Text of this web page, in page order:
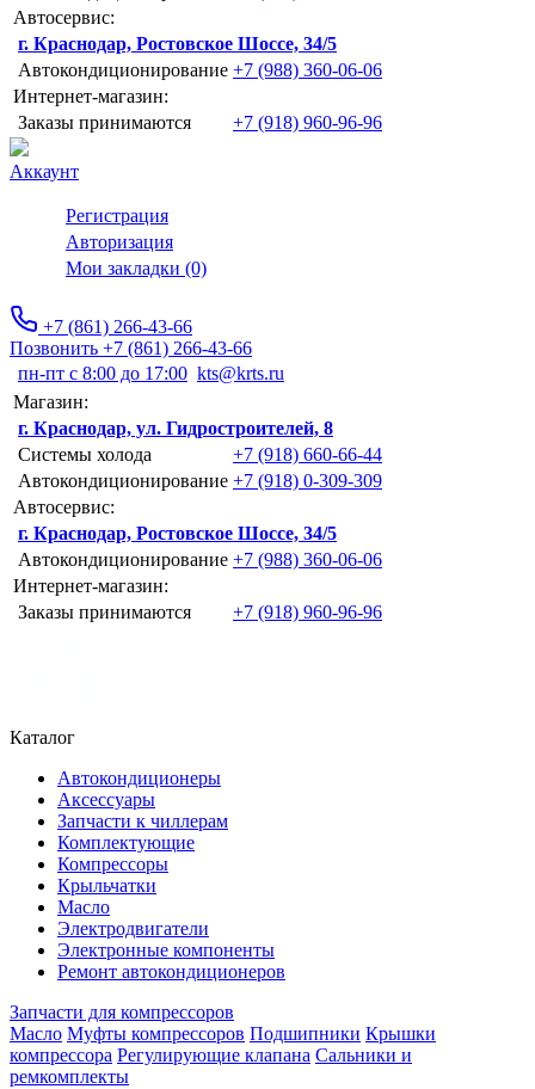
Автосервис:
г. Краснодар, Ростовское Шоссе, 34/5
Автокондиционирование +7 (988) 360-06-06
Интернет-магазин:
Заказы принимаются
+7 (918) 960-96-96
Аккаунт
Регистрация
Авторизация
Мои закладки (0)
+7 (861) 266-43-66
Позвонить +7 (861) 266-43-66
пн-пт с 8:00 до 17:00 kts@krts.ru
Магазин:
г. Краснодар, ул. Гидростроителей, 8
Системы холода
+7 (918) 660-66-44
Автокондиционирование +7 (918) 0-309-309
Автосервис:
г. Краснодар, Ростовское Шоссе, 34/5
Автокондиционирование +7 (988) 360-06-06
Интернет-магазин:
Заказы принимаются
+7 (918) 960-96-96
Каталог
Автокондиционеры
Аксессуары
Запчасти к чиллерам
Комплектующие
Компрессоры
Крыльчатки
Масло
Электродвигатели
Электронные компоненты
Ремонт автокондиционеров
Запчасти для компрессоров
Масло Муфты компрессоров Подшипники Крышки
компрессора Регулирующие клапана Сальники и
ремкомплекты